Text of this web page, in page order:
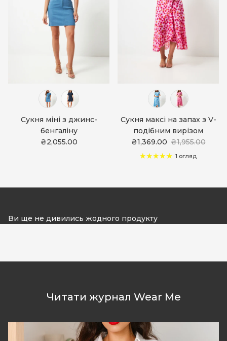
Сукня міні з джинс-
бенгаліну
₴2,055.00
Сукня максі на запах з V-
подібним вирізом
₴1,369.00 ₴1,955.00
1 огляд
Ви ще не дивились жодного продукту
Читати журнал Wear Me